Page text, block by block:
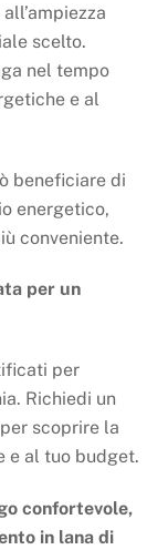
scelto.
nel tempo
e al
beneficiare di
energetico,
conveniente.
per un
per
Richiedi un
scoprire la
e al tuo budget.
confortevole,
in lana di